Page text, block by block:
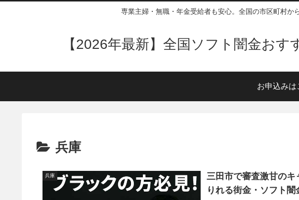
専業主婦・無職・年金受給者も安心。全国の市区町村か
【2026年最新】全国ソフト闇金お
お申込みは
兵庫
兵庫
三田市で審査激甘の
りれる街金・ソフト闇